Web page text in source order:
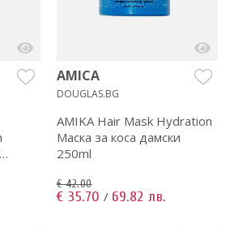
AMICA
DOUGLAS.BG
AMIKA Hair Mask Hydration
Маска за коса дамски
250ml
€ 42.00
€ 35.70 / 69.82 лв.